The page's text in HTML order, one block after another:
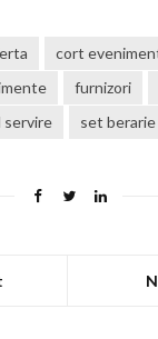
cort
furnizori
servire set berarie